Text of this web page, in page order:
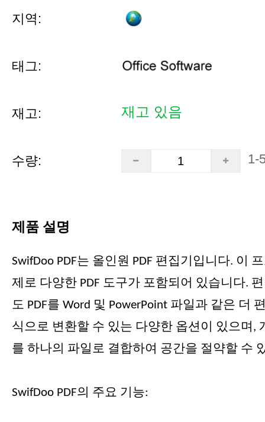
지역:
태그:
재고: 재고 있음
수량: 1-
제품 설명
SwifDoo PDF는 올인원 PDF 편집기입니다. 이
제로 다양한 PDF 도구가 포함되어 있습니다.
도 PDF를 Word 및 PowerPoint 파일과 같은 더
식으로 변환할 수 있는 다양한 옵션이 있으며,
를 하나의 파일로 결합하여 공간을 절약할 수
SwifDoo PDF의 주요 기능: